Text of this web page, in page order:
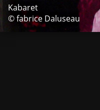
Kabaret
© fabrice Daluseau